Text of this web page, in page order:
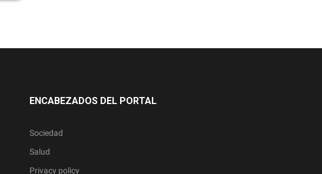
ENCABEZADOS DEL PORTAL
Sociedad
Salud
Privacy policy